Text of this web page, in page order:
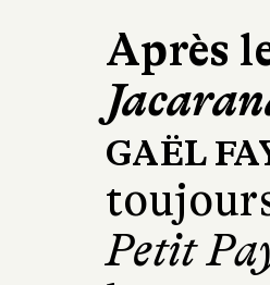
Après
GAËL
Petit